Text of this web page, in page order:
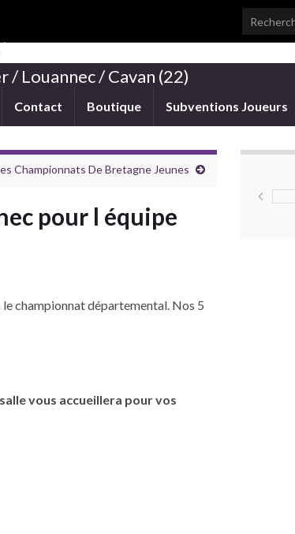
Search for:
/ Louannec / Cavan (22)
Contact Boutique Subventions Joueurs
Championnats De Bretagne Jeunes
pour l équipe
championnat départemental. Nos 5
vous accueillera pour vos